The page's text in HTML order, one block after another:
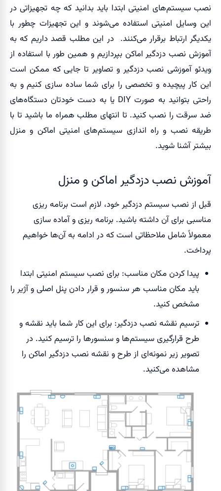
نصب سیستم‌های امنیتی ابتدا باید بدانید که چه تجهیزاتی در
این وسایل امنیتی استفاده می‌شوند و این تجهیزات چطور با
یکدیگر ارتباط برقرار می‌کنند. در این مطلب قصد داریم که به
آموزش نصب دزدگیر اماکن بپردازیم و همین طور با استفاده از
ویدئو آموزشی نصب دزدگیر و تصاویر تا جایی که ممکن است
این کار پیچیده و تخصصی را برای شما ساده سازی کنیم و به
راحتی بتوانید به صورت DIY یا به دست خودتان دستگاه‌های
ضد سرقت را نصب کنید. تا انتهای مطلب همراه ما باشید تا با
طریقه نصب و راه اندازی سیستم‌های امنیتی اماکن و منزل
بیشتر آشنا شوید.
آموزش نصب دزدگیر اماکن و منزل
قبل از نصب سیستم دزدگیر خود، لازم است برنامه ریزی
مناسبی برای آن داشته باشید. برنامه ریزی و آماده سازی
معمولاً شامل ملاحظاتی است که در ادامه به آن‌ها خواهیم
پرداخت.
پیدا کردن مکان مناسب: برای نصب سیستم امنیتی ابتدا
باید مکان مناسب هر سنسور و قرار دادن پنل اصلی و آژیر را
مشخص کنید.
ترسیم نقشه نصب دزدگیر: برای این کار شما باید نقشه و
طرح قرارگیری سیستم‌ها و سنسورها را ترسیم کنید. در
تصویر زیر نمونه‌ای از طرح و نقشه نصب دزدگیر اماکن را
مشاهده می‌کنید.